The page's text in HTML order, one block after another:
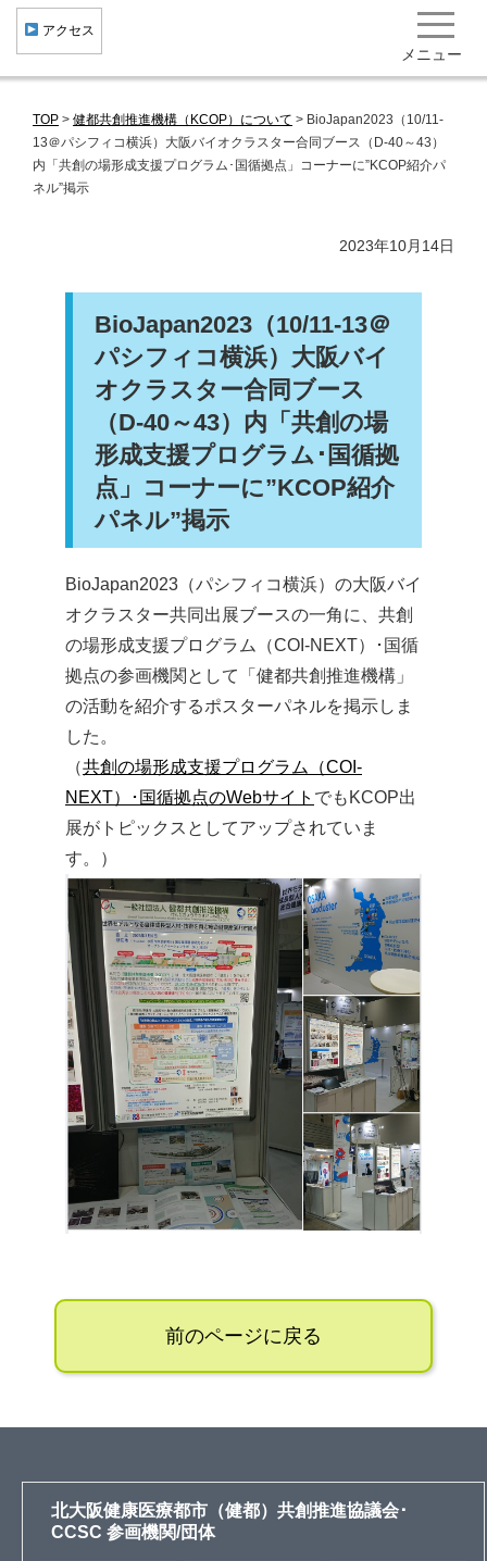
︎ アクセス
メニュー
健康・医療クラスター形成
産学官民共創
研究開発成果･社会実装事例 役立ち情報
北大阪健康医療都市"健都"とは
トピックス
イベント･ニュース
一般向け情報
お問い合わせ
HOME
English
TOP > 健都共創推進機構（KCOP）について > BioJapan2023（10/11-
13＠パシフィコ横浜）大阪バイオクラスター合同ブース（D-40～43）
内「共創の場形成支援プログラム･国循拠点」コーナーに”KCOP紹介パ
ネル”掲示
2023年10月14日
BioJapan2023（10/11-13＠
パシフィコ横浜）大阪バイ
オクラスター合同ブース
（D-40～43）内「共創の場
形成支援プログラム･国循拠
点」コーナーに”KCOP紹介
パネル”掲示
BioJapan2023（パシフィコ横浜）の大阪バイ
オクラスター共同出展ブースの一角に、共創
の場形成支援プログラム（COI-NEXT）･国循
拠点の参画機関として「健都共創推進機構」
の活動を紹介するポスターパネルを掲示しま
した。
（共創の場形成支援プログラム（COI-
NEXT）･国循拠点のWebサイト でもKCOP出
展がトピックスとしてアップされていま
す。）
前のページに戻る
北大阪健康医療都市（健都）共創推進協議会･
CCSC 参画機関/団体